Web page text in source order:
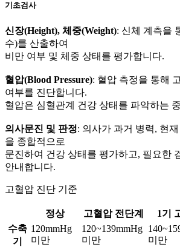
기초검사
신장(Height), 체중(Weight): 신체 계측을
수)를 산출하여
비만 여부 및 체중 상태를 평가합니다.
혈압(Blood Pressure): 혈압 측정을 통해
여부를 진단합니다.
혈압은 심혈관계 건강 상태를 파악하는
의사문진 및 판정: 의사가 과거 병력, 현
을 종합적으로
문진하여 건강 상태를 평가하고, 필요한
안내합니다.
고혈압 진단 기준
정상 고혈압 전단계 1기
수축
기
120mmHg
미만
120~139mmHg
미만
미만